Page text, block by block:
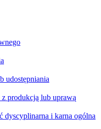
lub uprawą
i karna ogólna